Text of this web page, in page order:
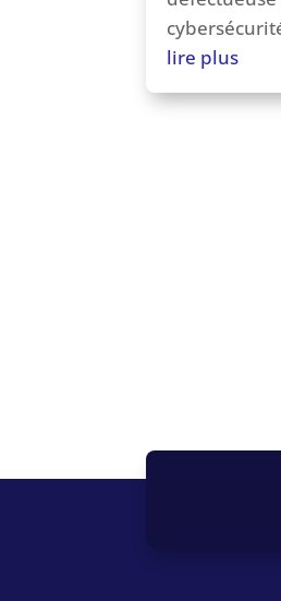
lire plus